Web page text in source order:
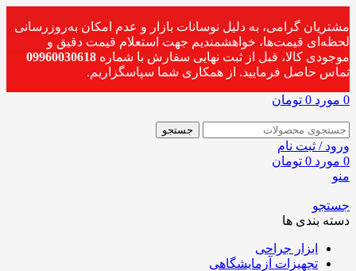
مشتریان گرامی، به دلیل نوسانات بازار و عدم امکان به‌روزرسانی
لحظه‌ای قیمت‌ها، خواهشمندیم جهت استعلام قیمت دقیق و
موجودی کالا، قبل از ثبت نهایی سفارش با شماره 09960030618
تماس حاصل فرمایید. از همکاری شما سپاسگزاریم.
0 مورد 0 تومان
جستجو
ورود / ثبت نام
0 مورد 0 تومان
منو
جستجو
دسته بندی ها
ابزار جراحی
تجهیزات آزمایشگاهی